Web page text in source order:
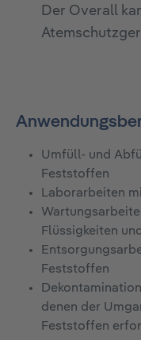
Der Overall
Umfüll- und
Feststoffen
Laborarbeiten
Flüssigkeiten
Feststoffen
denen der
Feststoffen